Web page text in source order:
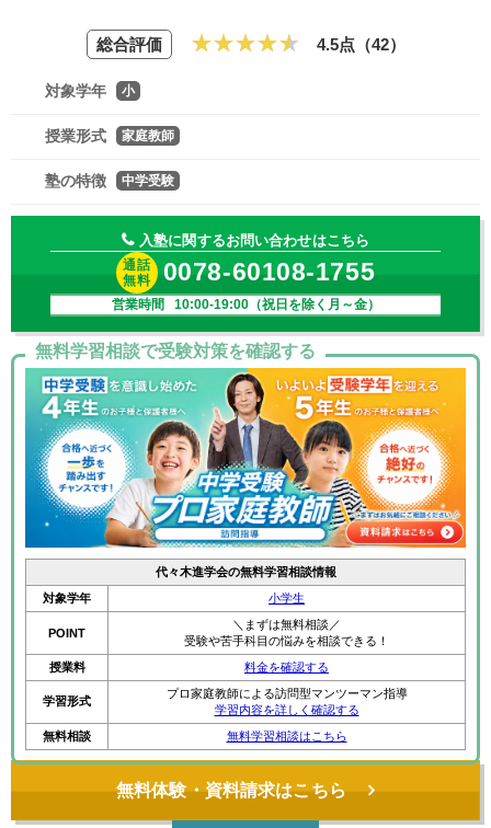
総合評価 4.5点（42）
対象学年 小
授業形式 家庭教師
塾の特徴 中学受験
入塾に関するお問い合わせはこちら
通話
無料
0078-60108-1755
営業時間 10:00-19:00（祝日を除く月～金）
無料学習相談で受験対策を確認する
代々木進学会の無料学習相談情報
対象学年
小学生
POINT
＼まずは無料相談／
受験や苦手科目の悩みを相談できる！
授業料
料金を確認する
学習形式
プロ家庭教師による訪問型マンツーマン指導
学習内容を詳しく確認する
無料相談
無料学習相談はこちら
無料体験・資料請求はこちら